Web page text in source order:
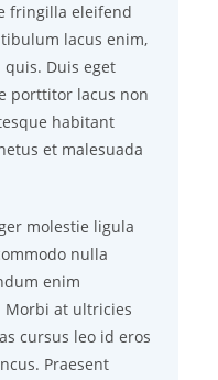
fringilla eleifend
lacus enim,
Duis eget
porttitor lacus non
habitant
et malesuada
molestie ligula
nulla
enim
Morbi at ultricies
cursus leo id eros
Praesent